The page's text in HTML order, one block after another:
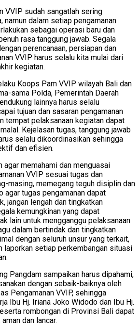
VVIP sudah sangatlah sering
namun dalam setiap pengamanan
sebagai operasi baru dan
rasa tanggung jawab. Segala
perencanaan, persiapan dan
VVIP harus selalu kita mulai dari
kegiatan.
Koops Pam VVIP wilayah Bali dan
sama Polda, Pemerintah Daerah
lainnya harus selalu
tujuan dan sasaran pengamanan
tempat pelaksanaan kegiatan dapat
Kejelasan tugas, tanggung jawab
selalu dikoordinasikan sehingga
dan efisien.
agar memahami dan menguasai
VVIP sesuai tugas dan
masing, memegang teguh disiplin dan
agar tugas pengamanan dapat
jangan lengah dan tingkatkan
kemungkinan yang dapat
lain untuk mengganggu pelaksanaan
dalam bertindak dan tingkatkan
dengan seluruh unsur yang terkait,
laporkan setiap perkembangan situasi
Pangdam sampaikan harus dipahami,
dengan sebaik-baiknya oleh
Pengamanan VVIP, sehingga
Ibu Hj. Iriana Joko Widodo dan Ibu Hj.
rombongan di Provinsi Bali dapat
dan lancar.